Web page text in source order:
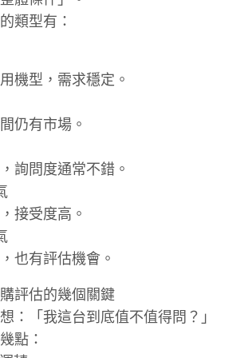
類型有：
機型，需求穩定。
仍有市場。
詢問度通常不錯。
接受度高。
也有評估機會。
評估的幾個關鍵
：「我這台到底值不值得問？」
點：